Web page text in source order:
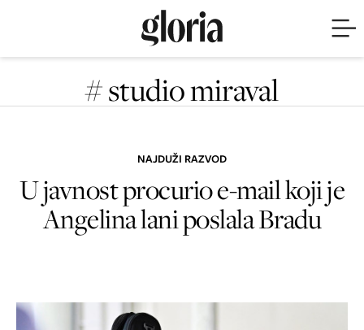
# studio miraval
NAJDUŽI RAZVOD
U javnost procurio e-mail koji je
Angelina lani poslala Bradu